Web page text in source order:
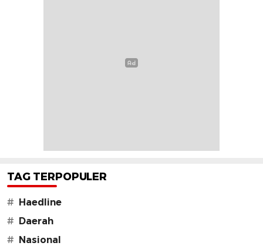
TAG TERPOPULER
# Haedline
# Daerah
# Nasional